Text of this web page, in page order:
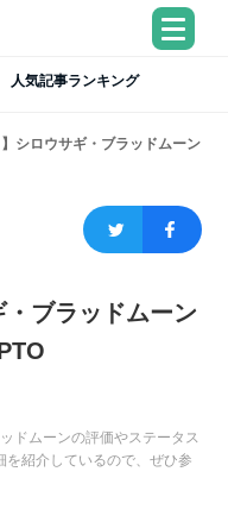
人気記事ランキング
】シロウサギ・ブラッドムーン
・ブラッドムーン
ドムーンの評価やステータス
を紹介しているので、ぜひ参